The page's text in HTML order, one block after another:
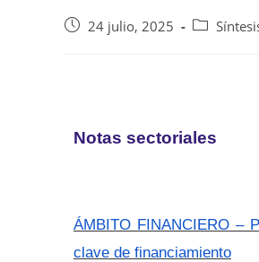
24 julio, 2025
Notas sectoriales
ÁMBITO FINANCIERO –
clave de financiamiento